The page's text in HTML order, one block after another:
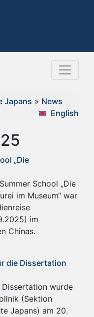
Japans » News
English
„Die
School „Die
im Museum“ war
im
Chinas.
die Dissertation
Dissertation wurde
(Sektion
Japans) am 20.